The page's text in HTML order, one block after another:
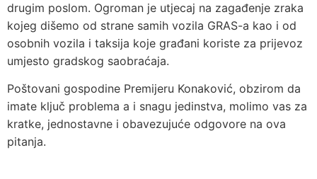
drugim poslom. Ogroman je utjecaj na zagađenje zraka
kojeg dišemo od strane samih vozila GRAS-a kao i od
osobnih vozila i taksija koje građani koriste za prijevoz
umjesto gradskog saobraćaja.
Poštovani gospodine Premijeru Konaković, obzirom da
imate ključ problema a i snagu jedinstva, molimo vas za
kratke, jednostavne i obavezujuće odgovore na ova
pitanja.